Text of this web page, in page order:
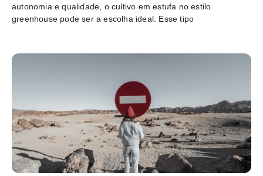
autonomia e qualidade, o cultivo em estufa no estilo
greenhouse pode ser a escolha ideal. Esse tipo